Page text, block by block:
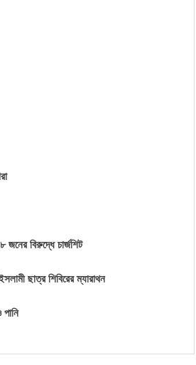
বিরুদ্ধে চার্জশিট
ছাত্র শিবিরের ম্যারাথন